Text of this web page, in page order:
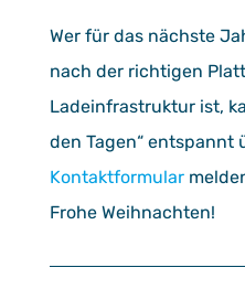
Wer für das nächste
nach der richtigen
Ladeinfrastruktur ist,
den Tagen“ entspannt
Kontaktformular
Frohe Weihnachten!